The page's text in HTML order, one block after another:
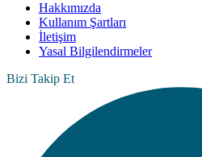
Hakkımızda
Kullanım Şartları
İletişim
Yasal Bilgilendirmeler
Bizi Takip Et